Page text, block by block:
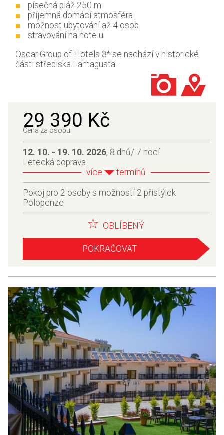
písečná pláž 250 m
příjemná domácí atmosféra
možnost ubytování až 4 osob
stravování na hotelu
Oscar Group of Hotels 3* se nachází v historické
části střediska Famagusta.
29 390 Kč
Cena za osobu
12. 10. - 19. 10. 2026, 8 dnů/ 7 nocí
Letecká doprava
více
termínů
Pokoj pro 2 osoby s možností 2 přistýlek
Polopenze
OBLÍBENÝ
POKRAČOVAT